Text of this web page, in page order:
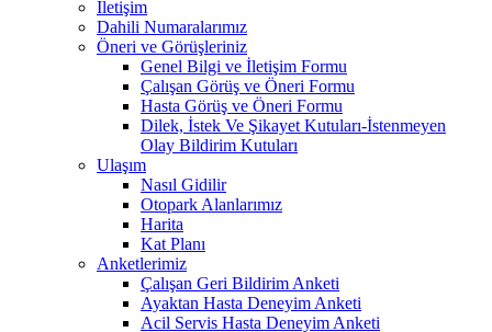
İletişim
Dahili Numaralarımız
Öneri ve Görüşleriniz
Genel Bilgi ve İletişim Formu
Çalışan Görüş ve Öneri Formu
Hasta Görüş ve Öneri Formu
Dilek, İstek Ve Şikayet Kutuları-İstenmeyen
Olay Bildirim Kutuları
Ulaşım
Nasıl Gidilir
Otopark Alanlarımız
Harita
Kat Planı
Anketlerimiz
Çalışan Geri Bildirim Anketi
Ayaktan Hasta Deneyim Anketi
Acil Servis Hasta Deneyim Anketi